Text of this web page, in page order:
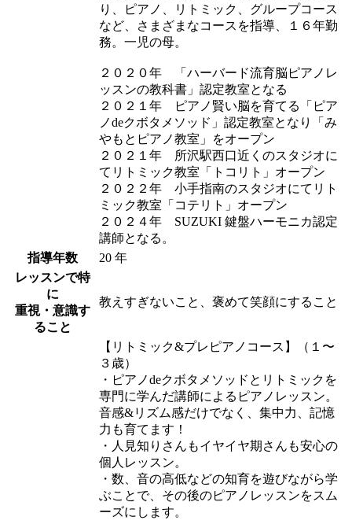
り、ピアノ、リトミック、グループコース
など、さまざまなコースを指導、１６年勤
務。一児の母。
２０２０年 「ハーバード流育脳ピアノレ
ッスンの教科書」認定教室となる
２０２１年 ピアノ賢い脳を育てる「ピア
ノdeクボタメソッド」認定教室となり「み
やもとピアノ教室」をオープン
２０２１年 所沢駅西口近くのスタジオに
てリトミック教室「トコリト」オープン
２０２２年 小手指南のスタジオにてリト
ミック教室「コテリト」オープン
２０２４年 SUZUKI 鍵盤ハーモニカ認定
講師となる。
指導年数
20 年
レッスンで特
に
重視・意識す
ること
教えすぎないこと、褒めて笑顔にすること
【リトミック&プレピアノコース】（１〜
３歳）
・ピアノdeクボタメソッドとリトミックを
専門に学んだ講師によるピアノレッスン。
音感&リズム感だけでなく、集中力、記憶
力も育てます！
・人見知りさんもイヤイヤ期さんも安心の
個人レッスン。
・数、音の高低などの知育を遊びながら学
ぶことで、その後のピアノレッスンをスム
ーズにします。